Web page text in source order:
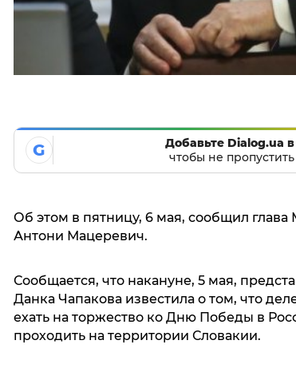
G
Добавьте Dialog.ua
чтобы не
Об этом в пятницу, 6 мая, сообщил
Антони Мацеревич.
Сообщается, что накануне, 5 мая,
Данка Чапакова известила о том, что
ехать на торжество ко Дню Победы в
проходить на территории Словакии.